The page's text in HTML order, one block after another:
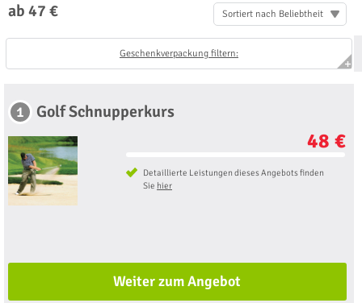
ab 47 € Sortiert nach Beliebtheit
Geschenkverpackung filtern:
1 Golf Schnupperkurs
48 €
Detaillierte Leistungen dieses Angebots finden
Sie hier
Weiter zum Angebot